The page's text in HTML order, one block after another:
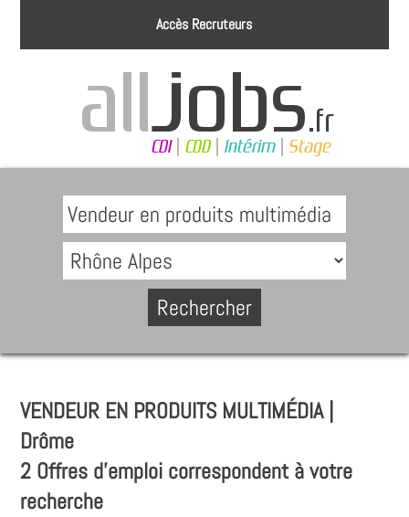
Accès Recruteurs
VENDEUR EN PRODUITS MULTIMÉDIA |
Drôme
2 Offres d'emploi correspondent à votre
recherche